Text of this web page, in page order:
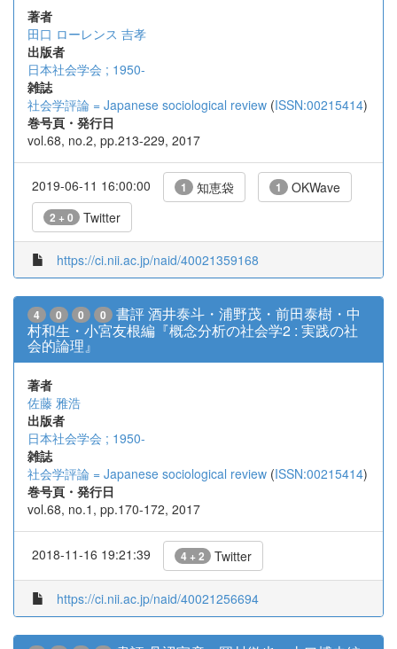
著者
田口 ローレンス 吉孝
出版者
日本社会学会 ; 1950-
雑誌
社会学評論 = Japanese sociological review (ISSN:00215414)
巻号頁・発行日
vol.68, no.2, pp.213-229, 2017
2019-06-11 16:00:00 1 知恵袋 1 OKWave
2 + 0 Twitter
https://ci.nii.ac.jp/naid/40021359168
4 0 0 0
書評 酒井泰斗・浦野茂・前田泰樹・中
村和生・小宮友根編『概念分析の社会学2 : 実践の社
会的論理』
著者
佐藤 雅浩
出版者
日本社会学会 ; 1950-
雑誌
社会学評論 = Japanese sociological review (ISSN:00215414)
巻号頁・発行日
vol.68, no.1, pp.170-172, 2017
2018-11-16 19:21:39 4 + 2 Twitter
https://ci.nii.ac.jp/naid/40021256694